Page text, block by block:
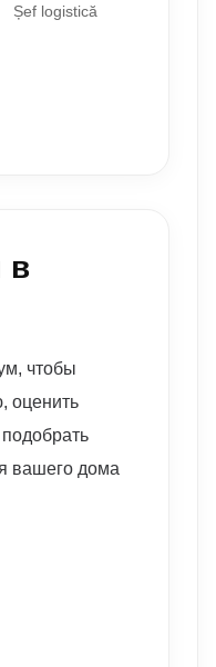
Șef logistică
в
чтобы
оценить
вашего дома